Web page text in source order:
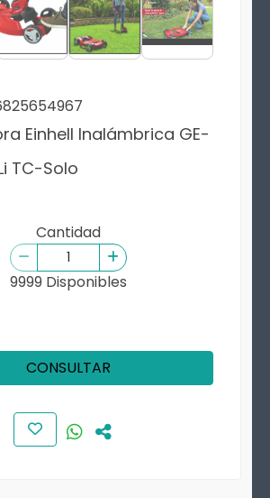
Einhell Inalámbrica GE-
TC-Solo
Cantidad
9999 Disponibles
CONSULTAR